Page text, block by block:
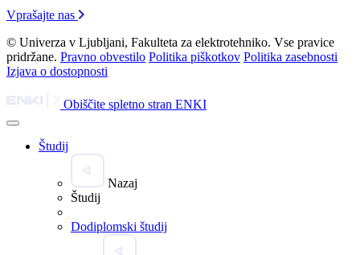
Vprašajte nas
© Univerza v Ljubljani, Fakulteta za elektrotehniko. Vse pravice
pridržane. Pravno obvestilo Politika piškotkov Politika zasebnosti
Izjava o dostopnosti
Obiščite spletno stran ENKI
Študij
Nazaj
Študij
Dodiplomski študij